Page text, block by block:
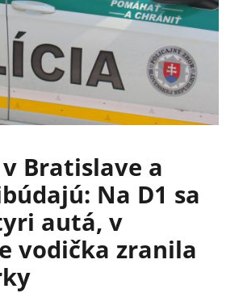
Bratislave a
Na D1 sa
autá, v
vodička zranila